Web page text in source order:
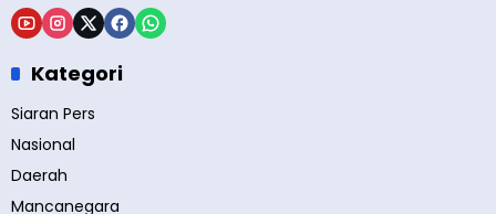
Kategori
Siaran Pers
Nasional
Daerah
Mancanegara